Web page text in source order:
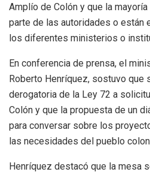
Amplío de Colón y que la
parte de las autoridades o están
los diferentes ministerios o
En conferencia de prensa, el
Roberto Henríquez, sostuvo que
derogatoria de la Ley 72 a
Colón y que la propuesta de un
para conversar sobre los
las necesidades del pueblo
Henríquez destacó que la mesa